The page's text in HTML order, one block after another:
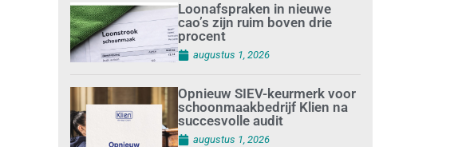
Loonafspraken in nieuwe
cao’s zijn ruim boven drie
procent
augustus 1, 2026
Opnieuw SIEV-keurmerk voor
schoonmaakbedrijf Klien na
succesvolle audit
augustus 1, 2026